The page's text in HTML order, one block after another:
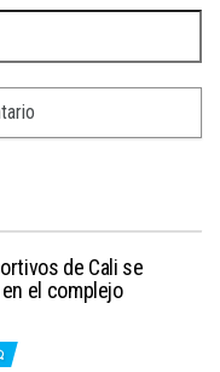
de Cali se
el complejo